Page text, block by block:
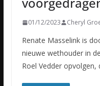
01/12/2023 Cheryl
Renate Masselink is
nieuwe wethouder in
Roel Vedder opvolgen,